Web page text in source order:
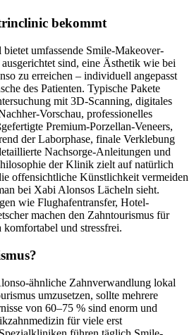
bekommt
umfassende Smile-Makeover-
sind, eine Ästhetik wie bei
zu erreichen – individuell angepasst
des Patienten. Typische Pakete
mit 3D-Scanning, digitales
Vorschau, professionelles
Premium-Porzellan-Veneers,
der Laborphase, finale Verklebung
Nachsorge-Anleitungen und
der Klinik zielt auf natürlich
offensichtliche Künstlichkeit vermeiden
bei Xabi Alonsos Lächeln sieht.
wie Flughafentransfer, Hotel-
machen den Zahntourismus für
komfortabel und stressfrei.
ähnliche Zahnverwandlung lokal
umzusetzen, sollte mehrere
von 60–75 % sind enorm und
für viele erst